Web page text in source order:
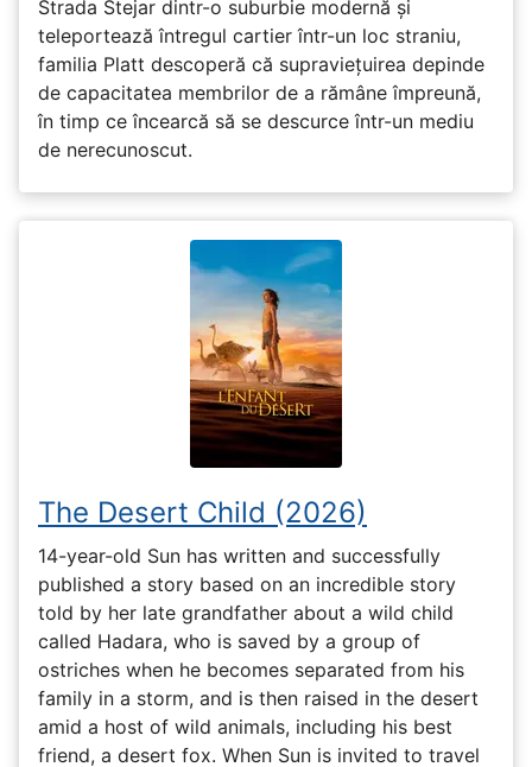
Strada Stejar dintr-o suburbie modernă și
teleportează întregul cartier într-un loc straniu,
familia Platt descoperă că supraviețuirea depinde
de capacitatea membrilor de a rămâne împreună,
în timp ce încearcă să se descurce într-un mediu
de nerecunoscut.
The Desert Child (2026)
14-year-old Sun has written and successfully
published a story based on an incredible story
told by her late grandfather about a wild child
called Hadara, who is saved by a group of
ostriches when he becomes separated from his
family in a storm, and is then raised in the desert
amid a host of wild animals, including his best
friend, a desert fox. When Sun is invited to travel